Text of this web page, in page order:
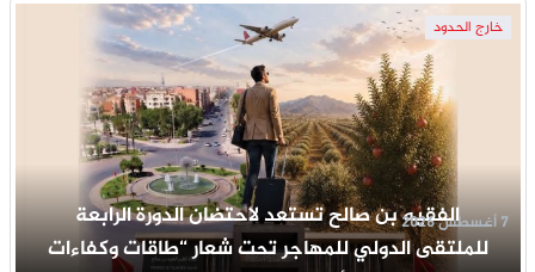
خارج الحدود
‎الفقيه بن صالح تستعد لاحتضان الدورة الرابعة
للملتقى الدولي للمهاجر تحت شعار “طاقات وكفاءات
7 أغسطس 2026